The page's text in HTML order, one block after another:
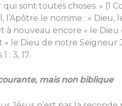
qui sont toutes choses. » (1
l’Apôtre le nomme : «
à nouveau encore « le
« le Dieu de notre Seigneur
: 3, 17.
mais non biblique